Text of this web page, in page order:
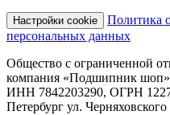
Настройки cookie
Политика
персональных данных
Общество с ограниченной
компания «Подшипник шоп»
ИНН 7842203290, ОГРН
Петербург ул.